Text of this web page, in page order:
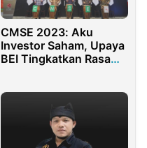
CMSE 2023: Aku
Investor Saham, Upaya
BEI Tingkatkan Rasa
Kemajuan